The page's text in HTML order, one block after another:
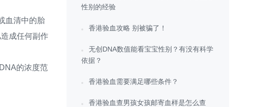
血清中的胎
成任何副作
的浓度范
性别的经验
香港验血攻略 别被骗了！
无创DNA数值能看宝宝性别？有没有科学
依据？
香港验血需要满足哪些条件？
香港验血查男孩女孩邮寄血样是怎么查